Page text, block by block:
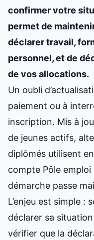
confirmer votre
permet de
déclarer travail,
personnel, et de
de vos allocations.
Un oubli
paiement ou à
inscription. Mis à
de jeunes actifs,
diplômés utilisent
compte Pôle
démarche passe
L’enjeu est simple :
déclarer sa
vérifier que la